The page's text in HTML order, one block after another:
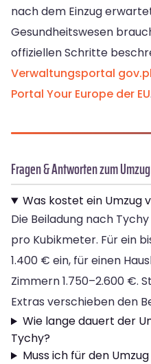
nach dem Einzug
Gesundheitswesen
offiziellen Schritte
Verwaltungsportal gov.pl
Portal Your Europe der EU.
Fragen & Antworten zum
Was kostet ein Umzug
Die Beiladung nach
pro Kubikmeter. Für ein
1.400 € ein, für einen
Zimmern 1.750–2.600 €.
Extras verschieben den
Wie lange dauert der
Tychy?
Muss ich für den